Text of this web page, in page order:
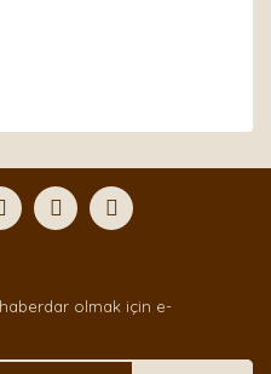
Yaz
iletebilirsiniz.
ederiz.
bulunuyor.
olmak için e-